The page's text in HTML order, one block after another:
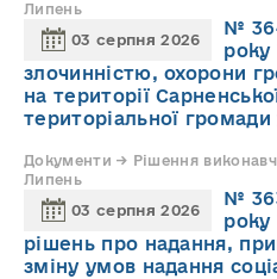
Липень
03 серпня 2026
№
року
злочинністю, охорони
на території
територіальної громади
Документи → Рішення
Липень
03 серпня 2026
№
рішень про надання,
зміну умов надання